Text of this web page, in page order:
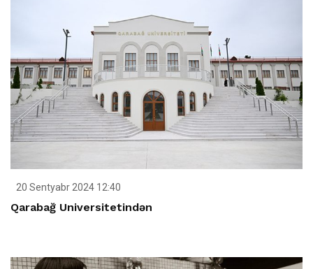
20 Sentyabr 2024 12:40
Qarabağ Universitetindən